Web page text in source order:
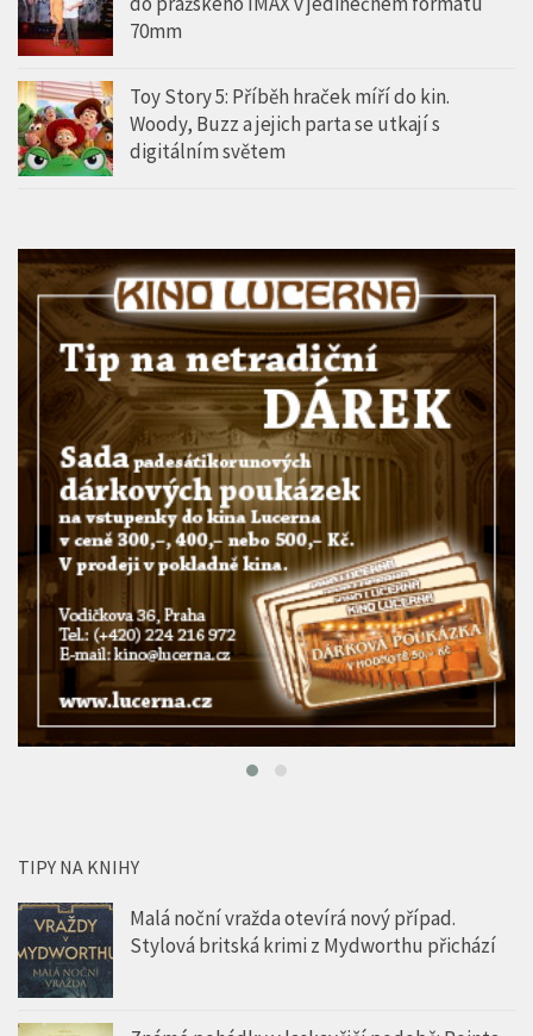
70mm
Toy Story 5: Příběh hraček míří do kin.
Woody, Buzz a jejich parta se utkají s
digitálním světem
TIPY NA KNIHY
Malá noční vražda otevírá nový případ.
Stylová britská krimi z Mydworthu přichází